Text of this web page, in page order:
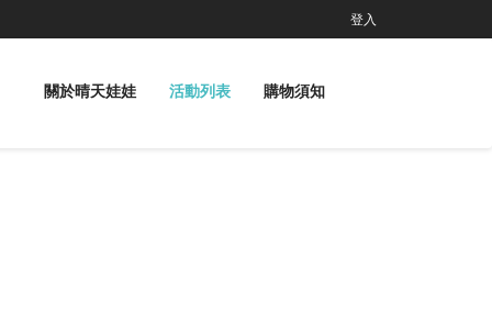
登入
關於晴天娃娃 活動列表 購物須知